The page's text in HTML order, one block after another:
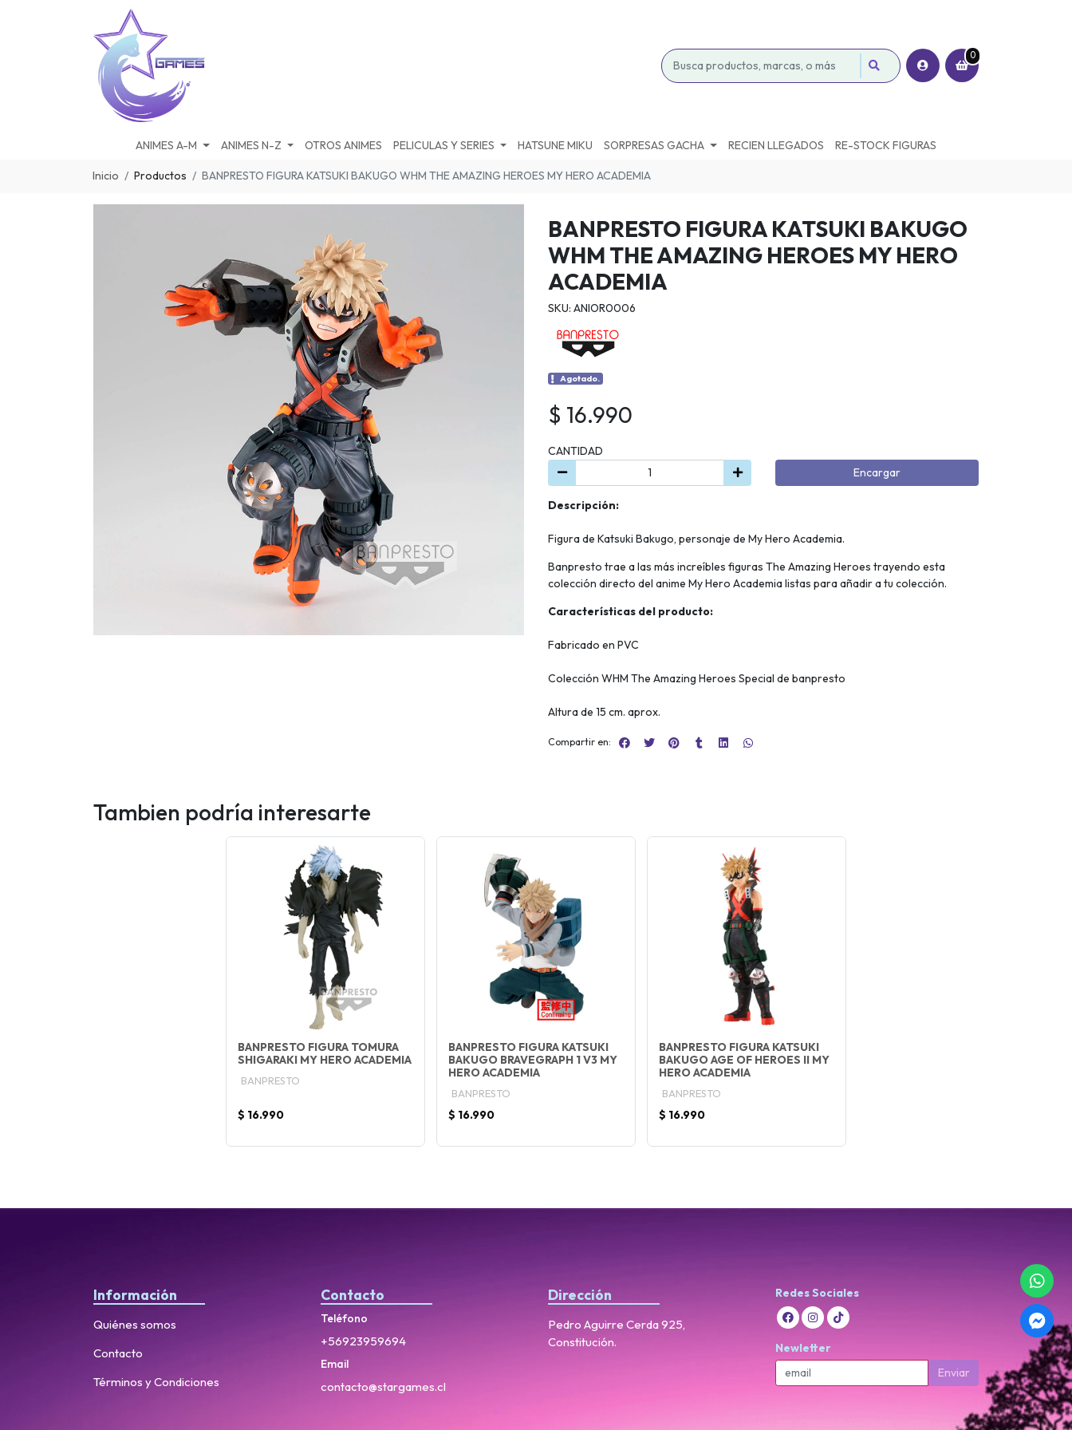
0
ANIMES A-M ANIMES N-Z OTROS ANIMES PELICULAS Y SERIES HATSUNE MIKU SORPRESAS GACHA RECIEN LLEGADOS RE-STOCK FIGURAS
Inicio Productos BANPRESTO FIGURA KATSUKI BAKUGO WHM THE AMAZING HEROES MY HERO ACADEMIA
BANPRESTO FIGURA KATSUKI BAKUGO
WHM THE AMAZING HEROES MY HERO
ACADEMIA
SKU: ANIOR0006
Agotado.
$ 16.990
CANTIDAD
Encargar
Descripción:
Figura de Katsuki Bakugo, personaje de My Hero Academia.
Banpresto trae a las más increíbles figuras The Amazing Heroes trayendo esta
colección directo del anime My Hero Academia listas para añadir a tu colección.
Características del producto:
Fabricado en PVC
Colección WHM The Amazing Heroes Special de banpresto
Altura de 15 cm. aprox.
Compartir en:
Tambien podría interesarte
BANPRESTO FIGURA TOMURA
SHIGARAKI MY HERO ACADEMIA
BANPRESTO
$ 16.990
BANPRESTO FIGURA KATSUKI
BAKUGO BRAVEGRAPH 1 V3 MY
HERO ACADEMIA
BANPRESTO
$ 16.990
BANPRESTO FIGURA KATSUKI
BAKUGO AGE OF HEROES II MY
HERO ACADEMIA
BANPRESTO
$ 16.990
Información
Quiénes somos
Contacto
Términos y Condiciones
Contacto
Teléfono
+56923959694
Email
contacto@stargames.cl
Dirección
Pedro Aguirre Cerda 925,
Constitución.
Redes Sociales
Newletter
Enviar